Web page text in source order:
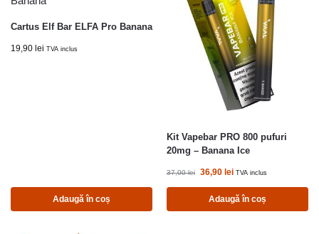
Cartus Elf Bar ELFA Pro Banana
19,90 lei TVA inclus
Adaugă în coș
Kit Vapebar PRO 800 pufuri
20mg – Banana Ice
37,00lei 36,90 lei TVA inclus
Adaugă în coș